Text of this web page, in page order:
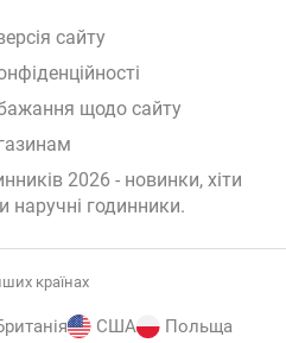
сайту
щодо сайту
2026 - новинки, хіти
наручні годинники.
країнах
США
Польща